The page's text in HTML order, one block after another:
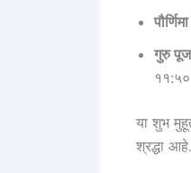
गुरु
या शुभ
श्रद्धा आहे.